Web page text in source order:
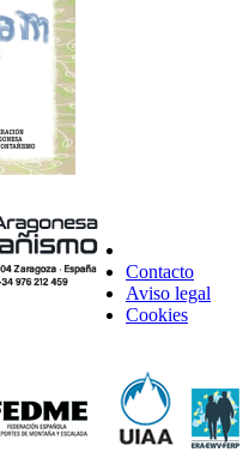
Contacto
Aviso legal
Cookies